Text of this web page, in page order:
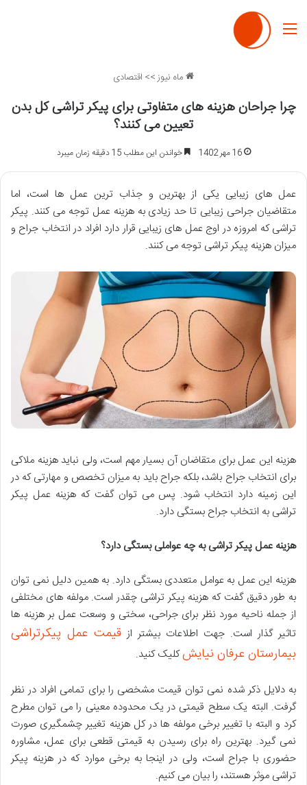
منو
ماه نیوز>> اقتصادی
چرا جراحان هزینه های متفاوتی برای پیکر تراشی کل بدن
تعیین می کنند؟
16 مهر 1402 خواندن این مطلب 15 دقیقه زمان میبرد
عمل های زیبایی یکی از بهترین و جذاب ترین عمل ها است، اما
متقاضیان جراحی زیبایی تا حد زیادی به هزینه عمل توجه می کنند. پیکر
تراشی که امروزه در اوج عمل های زیبایی قرار دارد افراد در انتخاب جراح و
میزان هزینه پیکر تراشی توجه می کنند.
هزینه این عمل برای متقاضان آن بسیار مهم است، ولی نباید هزینه ملاکی
برای انتخاب جراح باشد، بلکه جراح باید به میزان تخصص و مهارتی که در
این زمینه دارد انتخاب شود. پس می توان گفت که هزینه عمل پیکر
تراشی به انتخاب جراح بستگی دارد.
هزینه عمل پیکر تراشی به چه عواملی بستگی دارد؟
هزینه این عمل به عوامل متعددی بستگی دارد. به همین دلیل نمی توان
به طور دقیق گفت که هزینه پیکر تراشی چقدر است. مولفه های مختلفی
از جمله ناحیه مورد نظر برای جراحی، سختی و وسعت عمل بر هزینه ها
تاثیر گذار است. جهت اطلاعات بیشتر از قیمت عمل پیکرتراشی
بیمارستان عرفان نیایشکلیک کنید.
به دلایل ذکر شده نمی توان قیمت مشخصی را برای تمامی افراد در نظر
گرفت. البته یک سطح قیمتی در یک محدوده معینی را می توان مطرح
کرد و البته با تغییر برخی مولفه ها در کل هزینه تغییر چشمگیری صورت
نمی گیرد. بهترین راه برای رسیدن به قیمتی قطعی برای عمل، مشاوره
حضوری با جراح است، ولی در اینجا به برخی موارد که در هزینه پیکر
تراشی موثر هستند، را بیان می کنیم.